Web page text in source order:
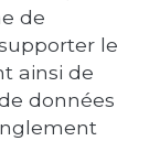
de
le
ainsi de
données